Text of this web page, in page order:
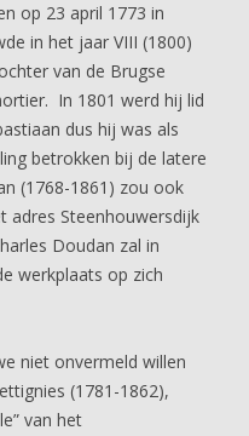
op 23 april 1773 in
in het jaar VIII (1800)
van de Brugse
In 1801 werd hij lid
dus hij was als
betrokken bij de latere
(1768-1861) zou ook
adres Steenhouwersdijk
Doudan zal in
werkplaats op zich
niet onvermeld willen
(1781-1862),
van het